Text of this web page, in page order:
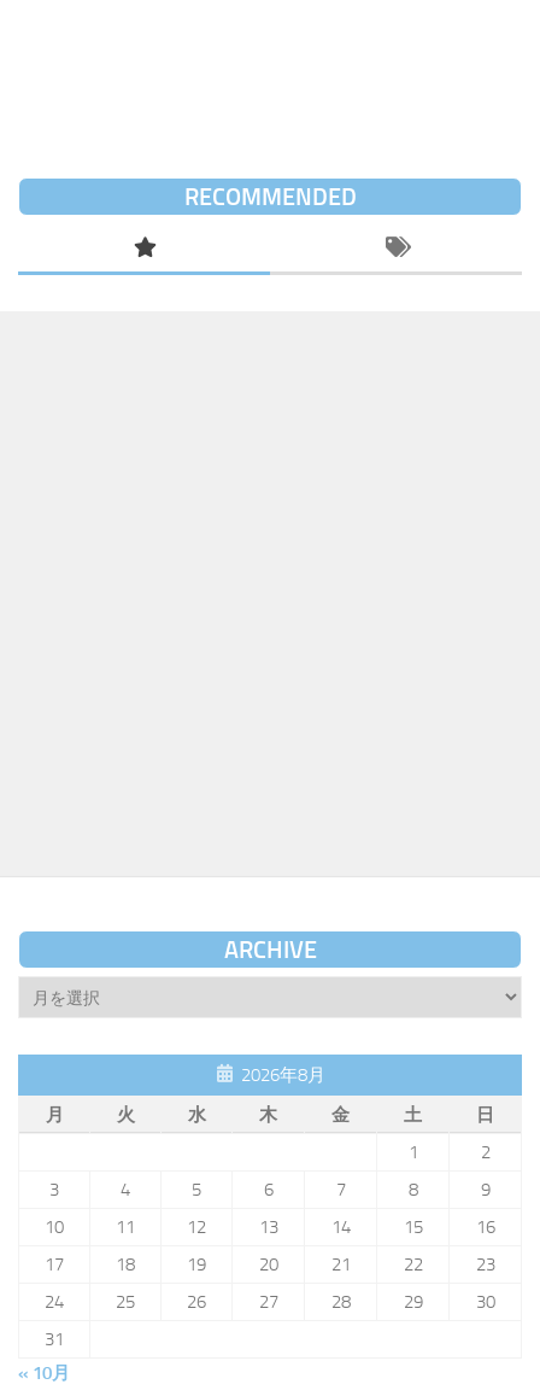
RECOMMENDED
ARCHIVE
Archive
2026年8月
月
火 水 木 金 土
日
1
2
3
4 5 6 7 8
9
10
11 12 13 14 15
16
17
18 19 20 21 22
23
24
25 26 27 28 29
30
31
« 10月